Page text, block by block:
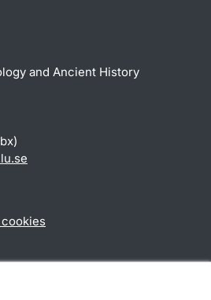
and Ancient History
.se